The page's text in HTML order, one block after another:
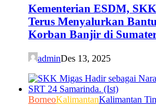
Kementerian ESDM,
Terus Menyalurkan
Korban Banjir di
adminDes 13, 2025
BorneoKalimantanKalimantan